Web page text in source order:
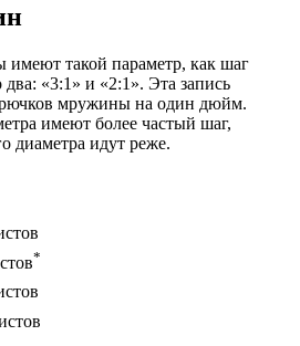
такой параметр, как шаг
«3:1» и «2:1». Эта запись
мружины на один дюйм.
имеют более частый шаг,
диаметра идут реже.
*